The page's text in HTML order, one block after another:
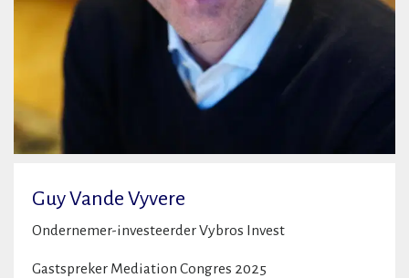
Guy Vande Vyvere
Ondernemer-investeerder Vybros Invest
Gastspreker Mediation Congres 2025